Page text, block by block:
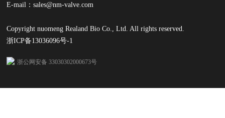
E-mail：sales@nm-valve.com
Copyright nuomeng Realand Bio Co., Ltd. All rights reserved.
浙ICP备13036096号-1
浙公网安备 33030302000673号